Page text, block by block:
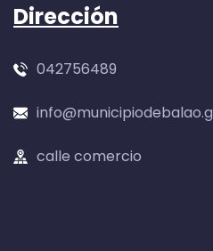
Dirección
042756489
calle comercio